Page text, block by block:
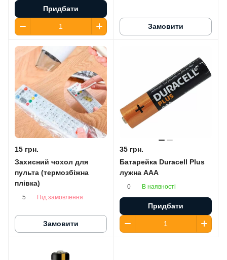
Придбати
Замовити
15 грн.
Захисний чохол для
пульта (термозбіжна
плівка)
5 Під замовлення
Замовити
35 грн.
Батарейка Duracell Plus
лужна AАA
0 В наявності
Придбати